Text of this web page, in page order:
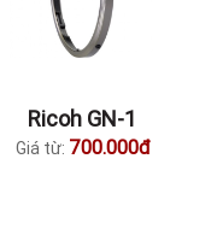
Ricoh GN-1
Giá từ: 700.000đ